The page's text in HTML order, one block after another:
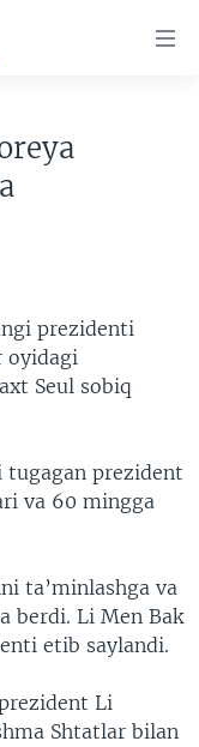
prezidenti
oyidagi
Seul sobiq
tugagan prezident
va 60 mingga
ta’minlashga va
berdi. Li Men Bak
etib saylandi.
Li
Shtatlar bilan